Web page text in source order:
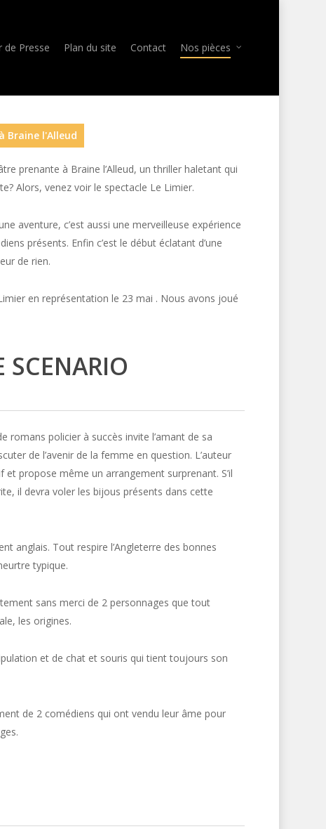
de Presse Plan du site Contact Nos pièces
Braine l'Alleud
prenante à Braine l’Alleud, un thriller haletant qui
Alors, venez voir le spectacle Le Limier.
aventure, c’est aussi une merveilleuse expérience
présents. Enfin c’est le début éclatant d’une
de rien.
en représentation le 23 mai . Nous avons joué
SCENARIO
romans policier à succès invite l’amant de sa
de l’avenir de la femme en question. L’auteur
propose même un arrangement surprenant. S’il
il devra voler les bijous présents dans cette
anglais. Tout respire l’Angleterre des bonnes
typique.
sans merci de 2 personnages que tout
les origines.
et de chat et souris qui tient toujours son
de 2 comédiens qui ont vendu leur âme pour